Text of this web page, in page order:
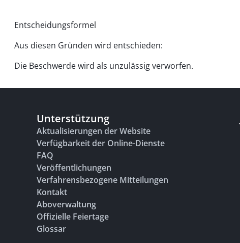
Entscheidungsformel
Aus diesen Gründen wird entschieden:
Die Beschwerde wird als unzulässig verworfen.
Unterstützung
Aktualisierungen der Website
Verfügbarkeit der Online-Dienste
FAQ
Veröffentlichungen
Verfahrensbezogene Mitteilungen
Kontakt
Aboverwaltung
Offizielle Feiertage
Glossar